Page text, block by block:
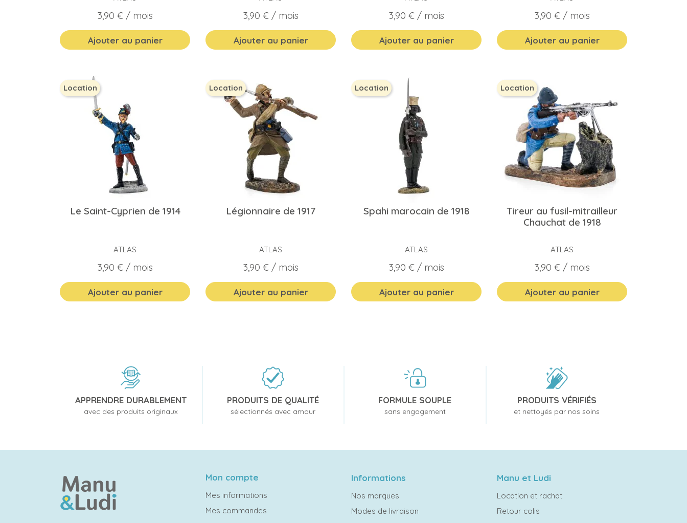
Prix
3,90 €/ mois
Ajouter au panier
Prix
3,90 €/ mois
Ajouter au panier
Prix
3,90 €/ mois
Ajouter au panier
Prix
3,90 €/ mois
Ajouter au panier
Le Saint-Cyprien de 1914
ATLAS
Prix
3,90 €/ mois
Ajouter au panier
Location
Légionnaire de 1917
ATLAS
Prix
3,90 €/ mois
Ajouter au panier
Location
Spahi marocain de 1918
ATLAS
Prix
3,90 €/ mois
Ajouter au panier
Location
Tireur au fusil-mitrailleur
Chauchat de 1918
ATLAS
Prix
3,90 €/ mois
Ajouter au panier
Location
APPRENDRE DURABLEMENT
avec des produits originaux
PRODUITS DE QUALITÉ
sélectionnés avec amour
FORMULE SOUPLE
sans engagement
PRODUITS VÉRIFIÉS
et nettoyés par nos soins
Mon compte
Mes informations
Mes commandes
Informations
Nos marques
Modes de livraison
Manu et Ludi
Location et rachat
Retour colis